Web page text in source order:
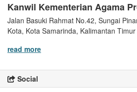
Kanwil Kementerian Agama
Jalan Basuki Rahmat No.42, Sungai
Kota, Kota Samarinda, Kalimantan
read more
Social